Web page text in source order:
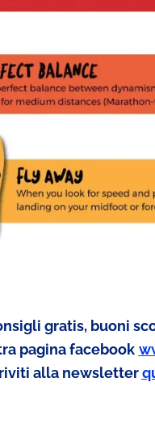
gratis, buoni
pagina facebook
alla newsletter